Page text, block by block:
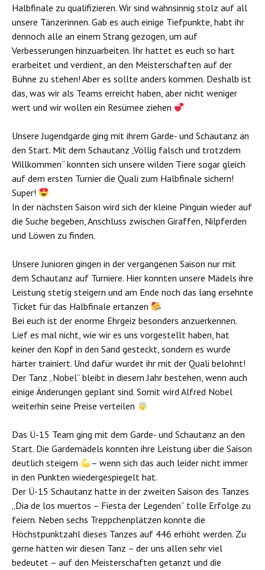
Halbfinale zu qualifizieren. Wir sind wahnsinnig stolz auf all
unsere Tänzerinnen. Gab es auch einige Tiefpunkte, habt ihr
dennoch alle an einem Strang gezogen, um auf
Verbesserungen hinzuarbeiten. Ihr hattet es euch so hart
erarbeitet und verdient, an den Meisterschaften auf der
Bühne zu stehen! Aber es sollte anders kommen. Deshalb ist
das, was wir als Teams erreicht haben, aber nicht weniger
wert und wir wollen ein Resümee ziehen
Unsere Jugendgarde ging mit ihrem Garde- und Schautanz an
den Start. Mit dem Schautanz „Völlig falsch und trotzdem
Willkommen“ konnten sich unsere wilden Tiere sogar gleich
auf dem ersten Turnier die Quali zum Halbfinale sichern!
Super!
In der nächsten Saison wird sich der kleine Pinguin wieder auf
die Suche begeben, Anschluss zwischen Giraffen, Nilpferden
und Löwen zu finden.
Unsere Junioren gingen in der vergangenen Saison nur mit
dem Schautanz auf Turniere. Hier konnten unsere Mädels ihre
Leistung stetig steigern und am Ende noch das lang ersehnte
Ticket für das Halbfinale ertanzen
Bei euch ist der enorme Ehrgeiz besonders anzuerkennen.
Lief es mal nicht, wie wir es uns vorgestellt haben, hat
keiner den Kopf in den Sand gesteckt, sondern es wurde
härter trainiert. Und dafür wurdet ihr mit der Quali belohnt!
Der Tanz „Nobel“ bleibt in diesem Jahr bestehen, wenn auch
einige Änderungen geplant sind. Somit wird Alfred Nobel
weiterhin seine Preise verteilen
Das Ü-15 Team ging mit dem Garde- und Schautanz an den
Start. Die Gardemädels konnten ihre Leistung über die Saison
deutlich steigern
– wenn sich das auch leider nicht immer
in den Punkten wiedergespiegelt hat.
Der Ü-15 Schautanz hatte in der zweiten Saison des Tanzes
„Dia de los muertos – Fiesta der Legenden“ tolle Erfolge zu
feiern. Neben sechs Treppchenplätzen konnte die
Höchstpunktzahl dieses Tanzes auf 446 erhöht werden. Zu
gerne hätten wir diesen Tanz – der uns allen sehr viel
bedeutet – auf den Meisterschaften getanzt und die